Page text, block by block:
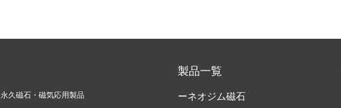
永久磁石・磁気応用製品
製品一覧
ーネオジム磁石